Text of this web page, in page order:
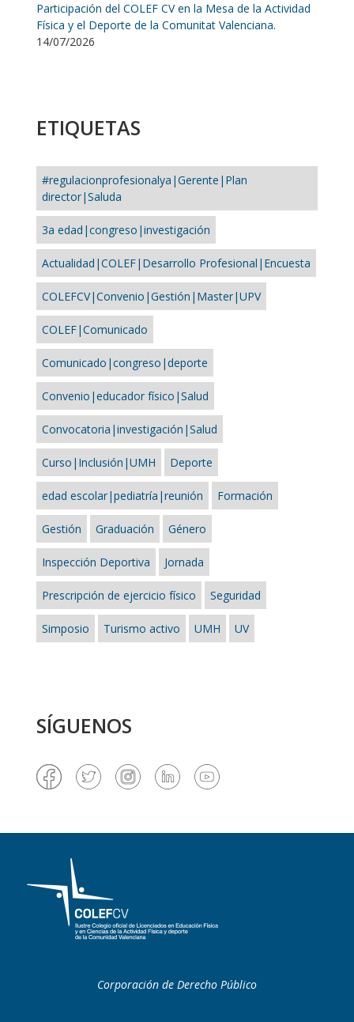
Participación del COLEF CV en la Mesa de la Actividad
Física y el Deporte de la Comunitat Valenciana.
14/07/2026
ETIQUETAS
#regulacionprofesionalya|Gerente|Plan
director|Saluda
3a edad|congreso|investigación
Actualidad|COLEF|Desarrollo Profesional|Encuesta
COLEFCV|Convenio|Gestión|Master|UPV
COLEF|Comunicado
Comunicado|congreso|deporte
Convenio|educador físico|Salud
Convocatoria|investigación|Salud
Curso|Inclusión|UMH Deporte
edad escolar|pediatría|reunión Formación
Gestión Graduación Género
Inspección Deportiva Jornada
Prescripción de ejercicio físico Seguridad
Simposio Turismo activo UMH UV
SÍGUENOS
Corporación de Derecho Público